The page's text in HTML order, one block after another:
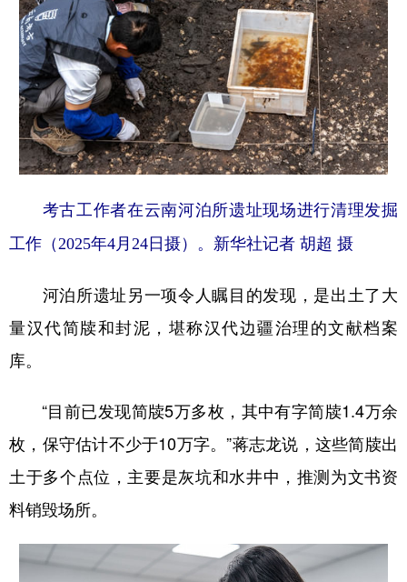
考古工作者在云南河泊所遗址现场进行清理发掘
工作（2025年4月24日摄）。新华社记者 胡超 摄
河泊所遗址另一项令人瞩目的发现，是出土了大
量汉代简牍和封泥，堪称汉代边疆治理的文献档案
库。
“目前已发现简牍5万多枚，其中有字简牍1.4万余
枚，保守估计不少于10万字。”蒋志龙说，这些简牍出
土于多个点位，主要是灰坑和水井中，推测为文书资
料销毁场所。